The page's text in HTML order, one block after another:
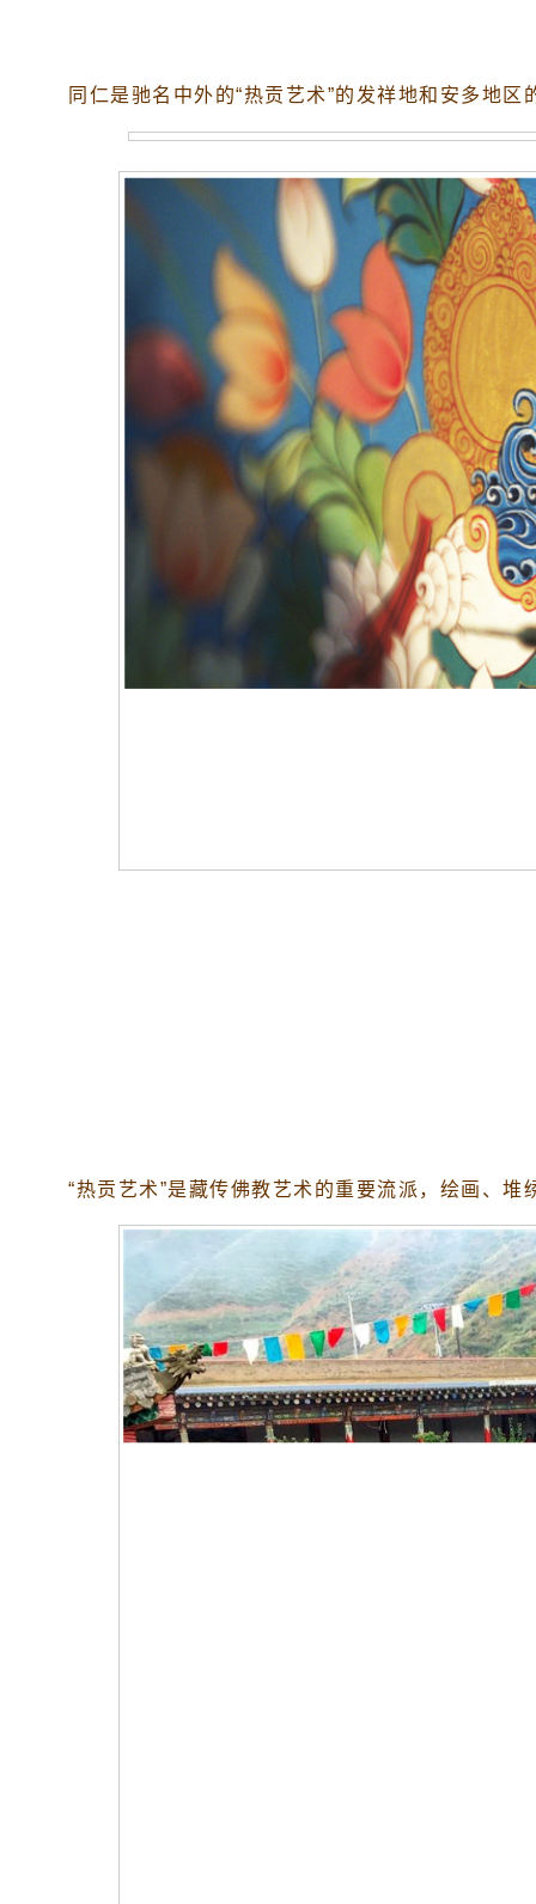
同仁是驰名中外的“热贡艺术”的发祥地和安多地
“热贡艺术”是藏传佛教艺术的重要流派，绘画、